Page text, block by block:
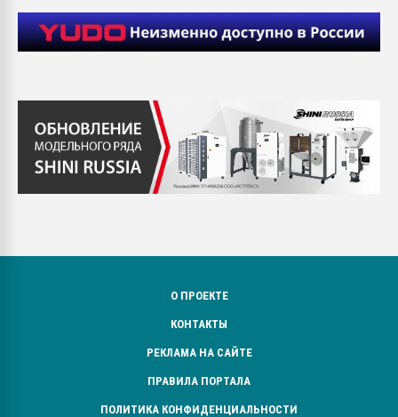
О ПРОЕКТЕ
КОНТАКТЫ
РЕКЛАМА НА САЙТЕ
ПРАВИЛА ПОРТАЛА
ПОЛИТИКА КОНФИДЕНЦИАЛЬНОСТИ